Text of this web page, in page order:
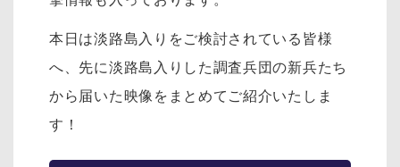
本日は淡路島入りをご検討されている皆様
へ、先に淡路島入りした調査兵団の新兵たち
から届いた映像をまとめてご紹介いたしま
す！